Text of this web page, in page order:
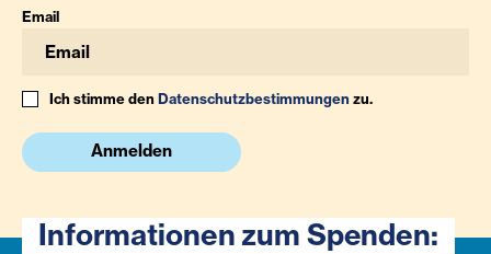
Email
Ich stimme denDatenschutzbestimmungenzu.
Anmelden
Informationen zum Spenden: